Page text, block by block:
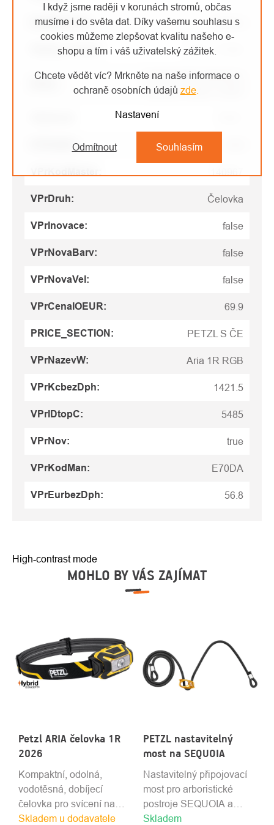
I když jsme raději v korunách stromů, občas
musíme i do světa dat. Díky vašemu souhlasu s
cookies můžeme zlepšovat kvalitu našeho e-
shopu a tím i váš uživatelský zážitek.
Chcete vědět víc? Mrkněte na naše informace o
ochraně osobních údajů zde.
Nastavení
Odmítnout Souhlasím
Světelný tok : 475 lm
Režimy svícení: 3 čiré / 2 RGB
3xAAA/LR03 alkalické,
lithiové, Ni-MH, CORE
VPrKatInt:
VPrDruh: Čelovka
VPrInovace: false
VPrNovaBarv: false
VPrNovaVel : false
VPrCenaIOEUR: 69.9
PRICE_SECTION : PETZL S ČE
VPrNazevW: Aria 1R RGB
VPrKcbezDph: 1421.5
VPrIDtopC: 5485
VPrNov: true
VPrKodMan: E70DA
VPrEurbezDph: 56.8
High-contrast mode
MOHLO BY VÁS ZAJÍMAT
Petzl ARIA čelovka 1R
2026
Skladem u dodavatele
Kompaktní, odolná,
vodotěsná, dobíjecí
čelovka pro svícení na
blízko
PETZL nastavitelný
most na SEQUOIA
Skladem
Nastavitelný připojovací
most pro arboristické
postroje SEQUOIA a
SEQUOIA SRT